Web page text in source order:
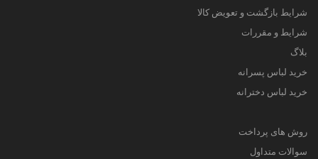
شرایط بازگشت و تعویض کالا
شرایط و مقررات
بلاگ
خرید لباس پسرانه
خرید لباس دخترانه
روش های پرداخت
سوالات متداول